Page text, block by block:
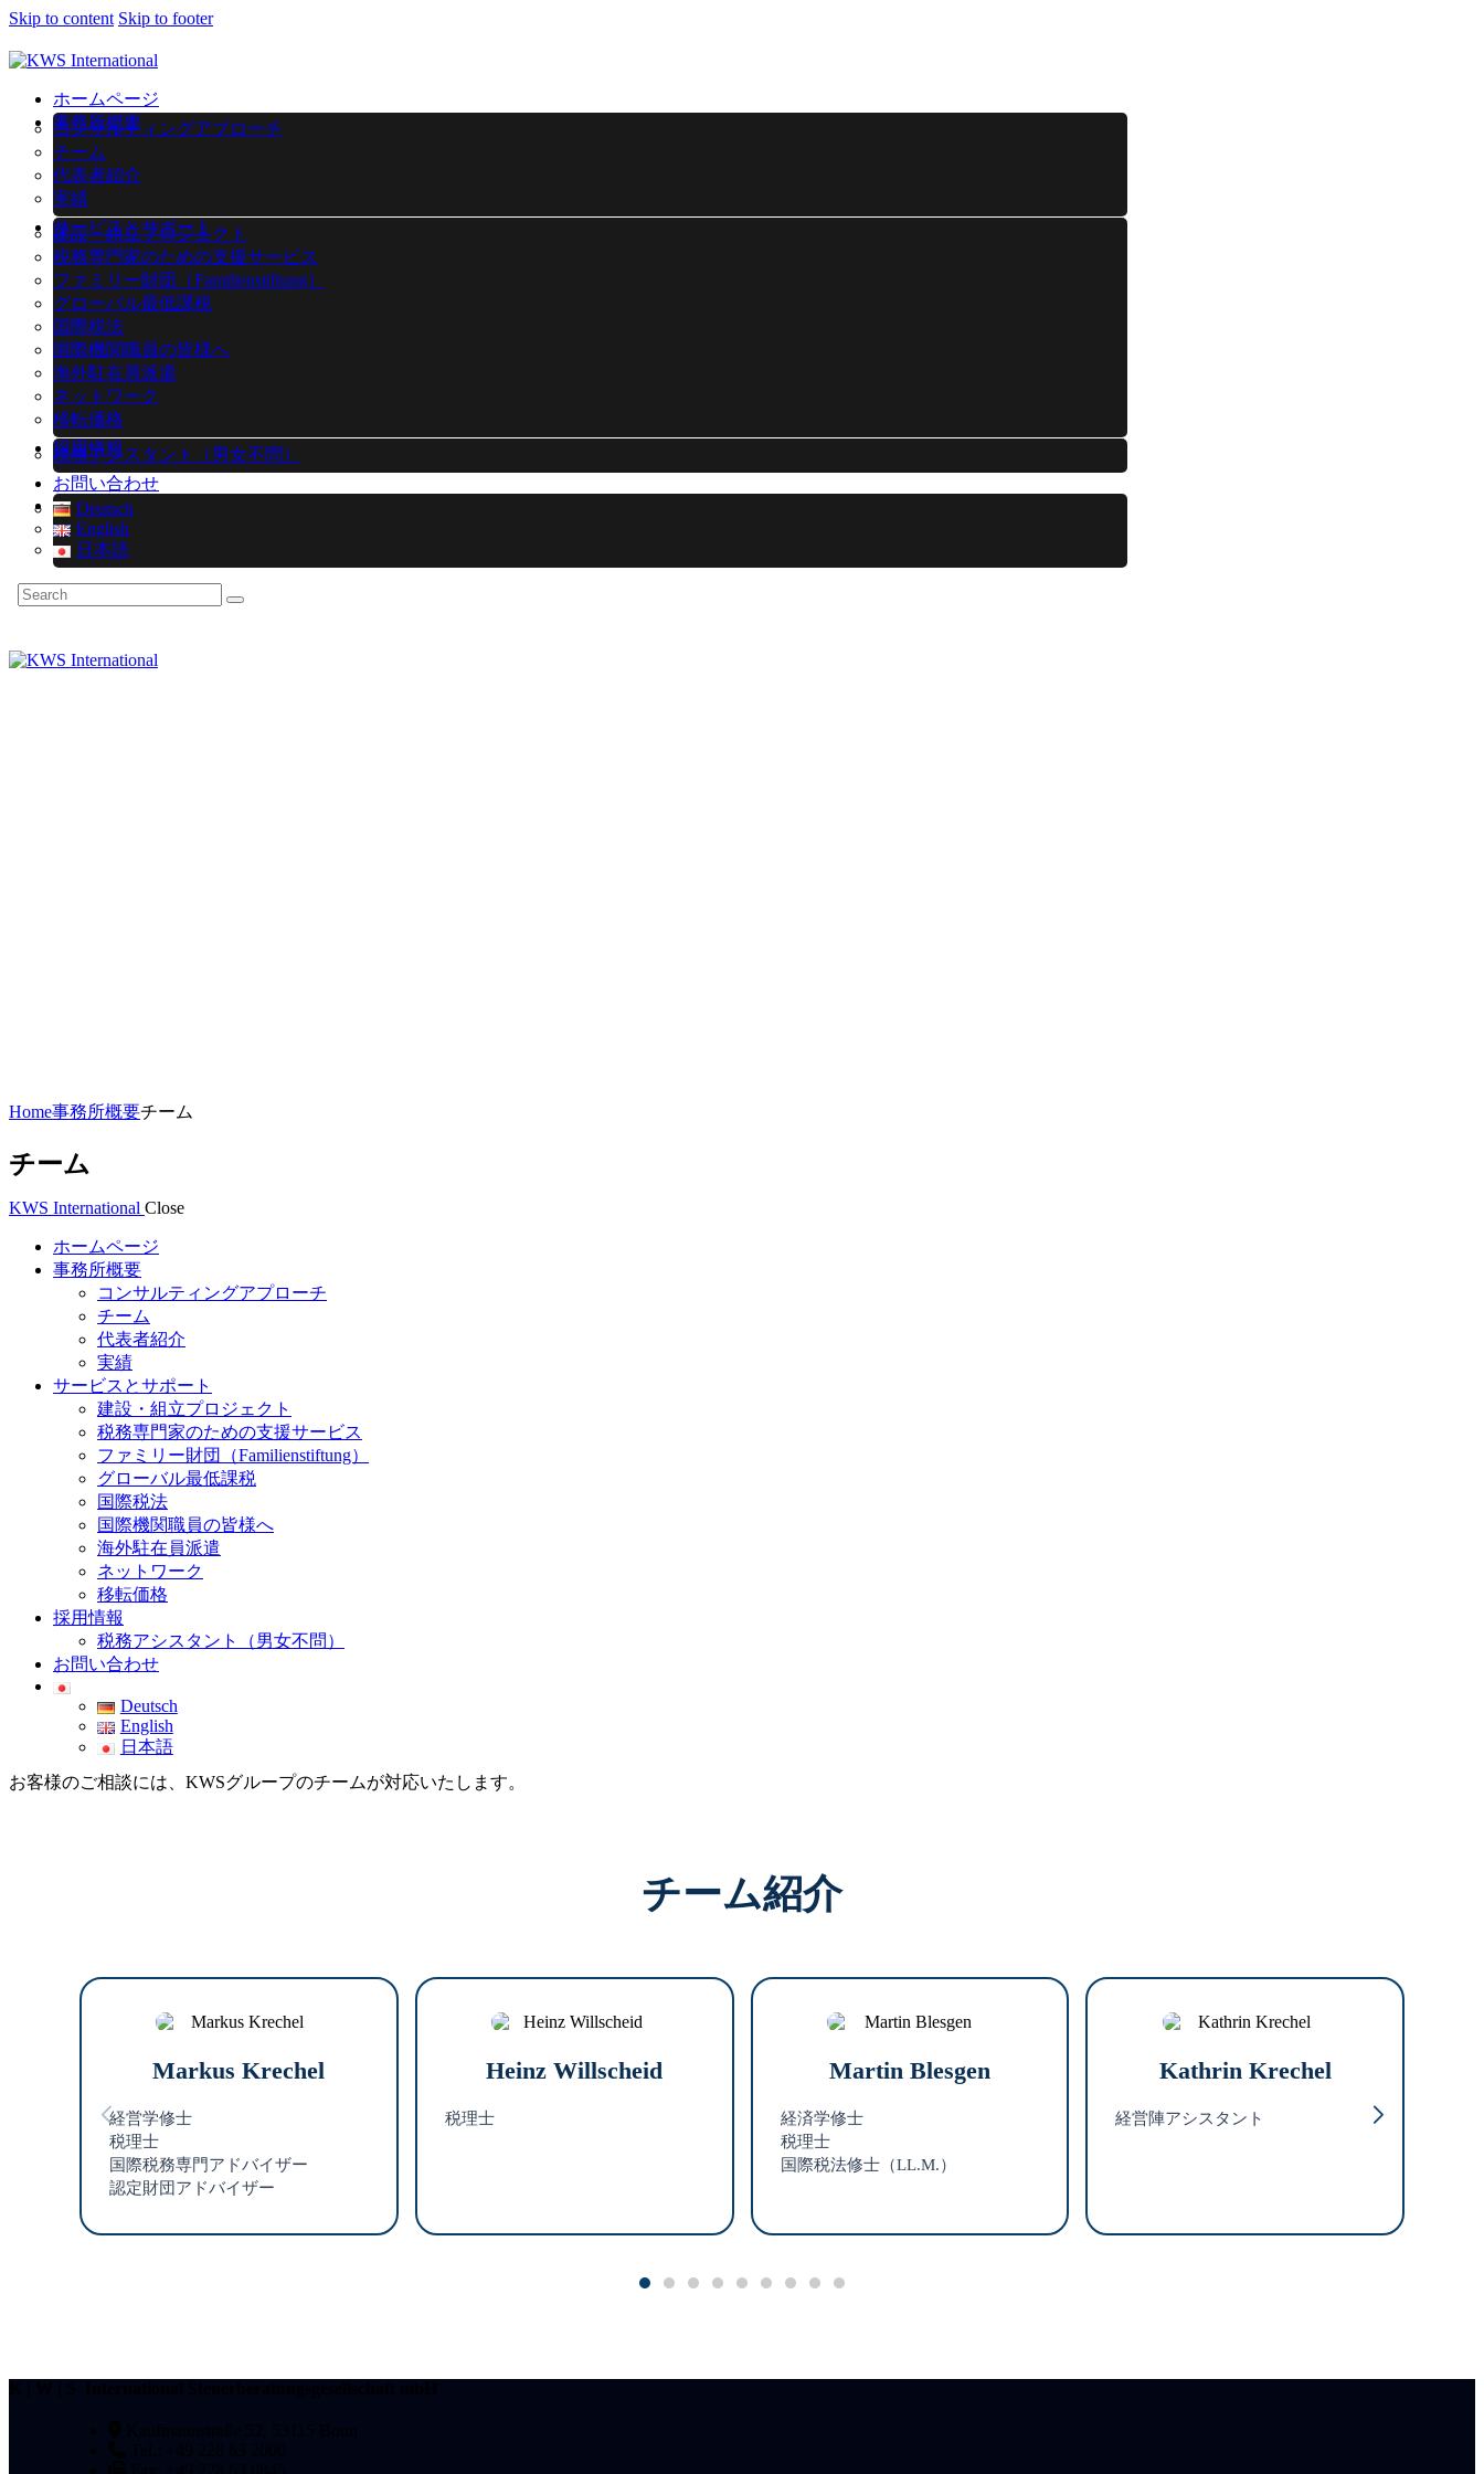
Skip to content Skip to footer
ホームページ
事務所概要
コンサルティングアプローチ
チーム
代表者紹介
実績
サービスとサポート
建設・組立プロジェクト
税務専門家のための支援サービス
ファミリー財団（Familienstiftung）
グローバル最低課税
国際税法
国際機関職員の皆様へ
海外駐在員派遣
ネットワーク
移転価格
採用情報
税務アシスタント（男女不問）
お問い合わせ
Deutsch
English
日本語
Search
Home事務所概要チーム
チーム
KWS International Close
ホームページ
事務所概要
コンサルティングアプローチ
チーム
代表者紹介
実績
サービスとサポート
建設・組立プロジェクト
税務専門家のための支援サービス
ファミリー財団（Familienstiftung）
グローバル最低課税
国際税法
国際機関職員の皆様へ
海外駐在員派遣
ネットワーク
移転価格
採用情報
税務アシスタント（男女不問）
お問い合わせ
Deutsch
English
日本語
お客様のご相談には、KWSグループのチームが対応いたします。
チーム紹介
Markus Krechel
経営学修士
税理士
国際税務専門アドバイザー
認定財団アドバイザー
Heinz Willscheid
税理士
Martin Blesgen
経済学修士
税理士
国際税法修士（LL.M.）
Kathrin Krechel
経営陣アシスタント